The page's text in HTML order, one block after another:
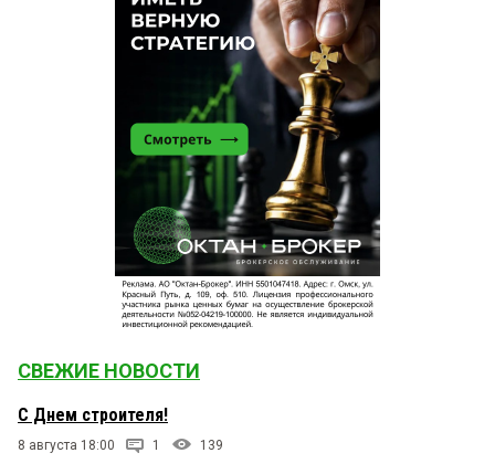
СВЕЖИЕ НОВОСТИ
С Днем строителя!
8 августа 18:00 1 139